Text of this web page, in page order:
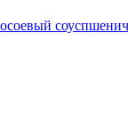
соевый соус